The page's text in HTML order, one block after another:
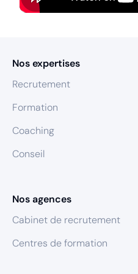
Nos expertises
Recrutement
Formation
Coaching
Conseil
Nos agences
Cabinet de recrutement
Centres de formation